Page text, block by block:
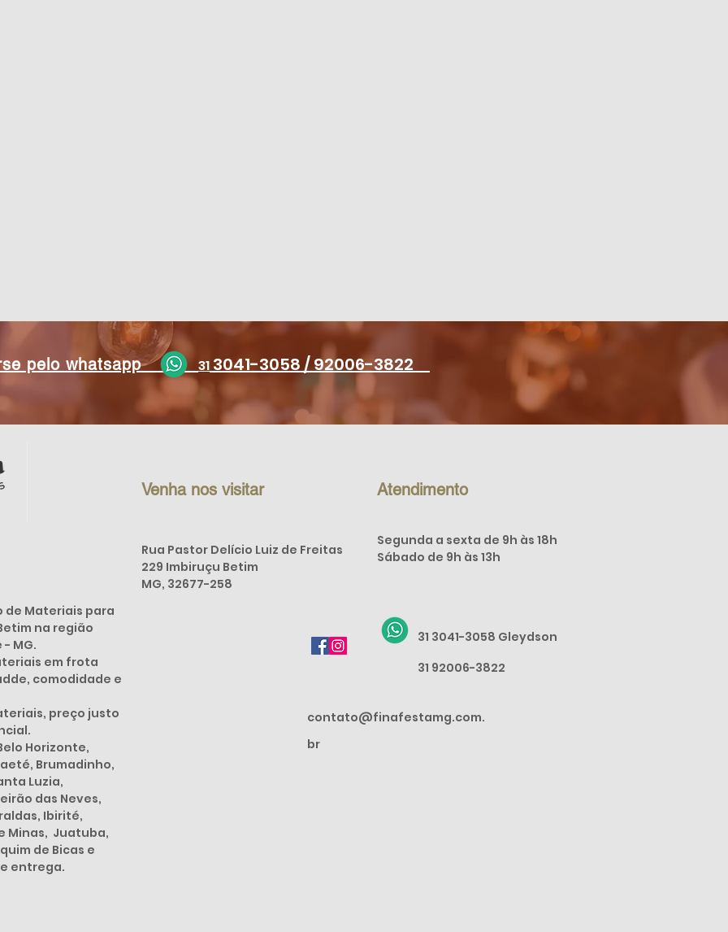
pelo whatsapp 31 3041-3058 /92006-3822
de Materiais para
na região
MG.
em frota
comodidade e
preço justo
Horizonte,
Brumadinho,
Luzia,
das Neves,
Ibirité,
Minas, Juatuba,
de Bicas e
entrega.
Venha nos visitar Atendimento
Rua Pastor Delício Luiz de Freitas
229 Imbiruçu Betim
MG, 32677-258
Segunda a sexta de 9h às 18h
Sábado de 9h às 13h
31 3041-3058 Gleydson
31 92006-3822
contato@finafestamg.com.
br